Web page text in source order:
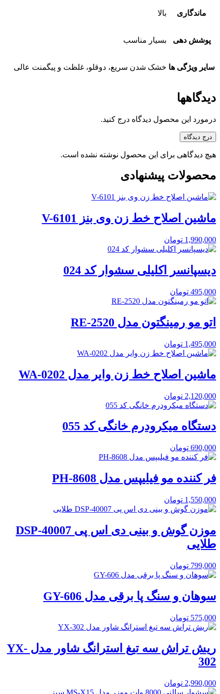
ماندگاری بالا
پوشش دهی بسیار مناسب
سایر ویژگی ها خشک شدن سریع، دوقلو، غلظت و پیگمنت عالی
دیدگاهها
درمورد این محصول دیدگاه درج کنید.
درج دیدگاه
هیچ دیدگاهی برای این محصول نوشته نشده است.
محصولات پیشنهادی
ماشین اصلاح خط زن وی بنز V-6101
1,990,000 تومان
دیسپانسر اکلیلی سشوار کد 024
495,000 تومان
اتو مو رمینگتون مدل RE-2520
1,495,000 تومان
ماشین اصلاح خط زن وایر مدل WA-0202
2,120,000 تومان
دستگاه میکرودرم خانگی کد 055
690,000 تومان
فر کننده مو فیلیپس مدل PH-8608
1,550,000 تومان
موزن گوش و بینی دی اس پی DSP-40007
طلایی
799,000 تومان
سوهان و سنگ پا برقی مدل GY-606
575,000 تومان
ریش تراش سه تیغ استرانگ شاور مدل YX-
302
2,990,000 تومان